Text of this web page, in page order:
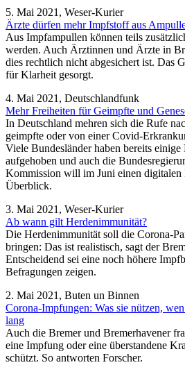
5. Mai 2021, Weser-Kurier
Ärzte dürfen mehr Impfstoff aus
Aus Impfampullen können teils
werden. Auch Ärztinnen und Ärzte in
dies rechtlich nicht abgesichert ist. Das
für Klarheit gesorgt.
4. Mai 2021, Deutschlandfunk
Mehr Freiheiten für Geimpfte und
In Deutschland mehren sich die Rufe
geimpfte oder von einer Covid-
Viele Bundesländer haben bereits einige
aufgehoben und auch die
Kommission will im Juni einen digitalen
Überblick.
3. Mai 2021, Weser-Kurier
Ab wann gilt Herdenimmunität?
Die Herdenimmunität soll die Corona-
bringen: Das ist realistisch, sagt der
Entscheidend sei eine noch höhere
Befragungen zeigen.
2. Mai 2021, Buten un Binnen
Corona-Impfungen: Was sie nützen,
lang
Auch die Bremer und Bremerhavener
eine Impfung oder eine überstandene
schützt. So antworten Forscher.